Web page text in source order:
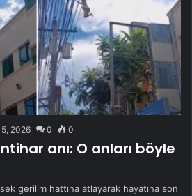
2026 0 0
anı: O anları böyle
gerilim hattına atlayarak hayatına son